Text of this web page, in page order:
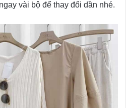
vài bộ để thay đổi dần nhé.